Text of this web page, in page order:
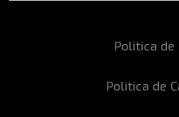
Politica de
Politica de